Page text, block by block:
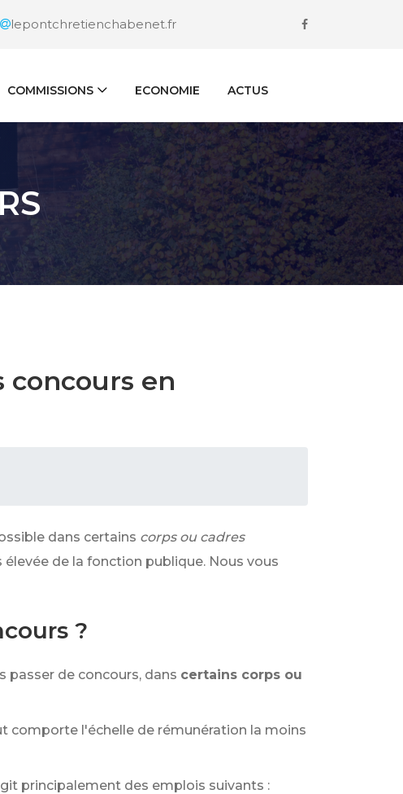
lepontchretienchabenet.fr
COMMISSIONS ECONOMIE ACTUS
en
dans certains corps ou cadres
de la fonction publique. Nous vous
?
passer de concours, dans certains corps ou
comporte l'échelle de rémunération la moins
principalement des emplois suivants :